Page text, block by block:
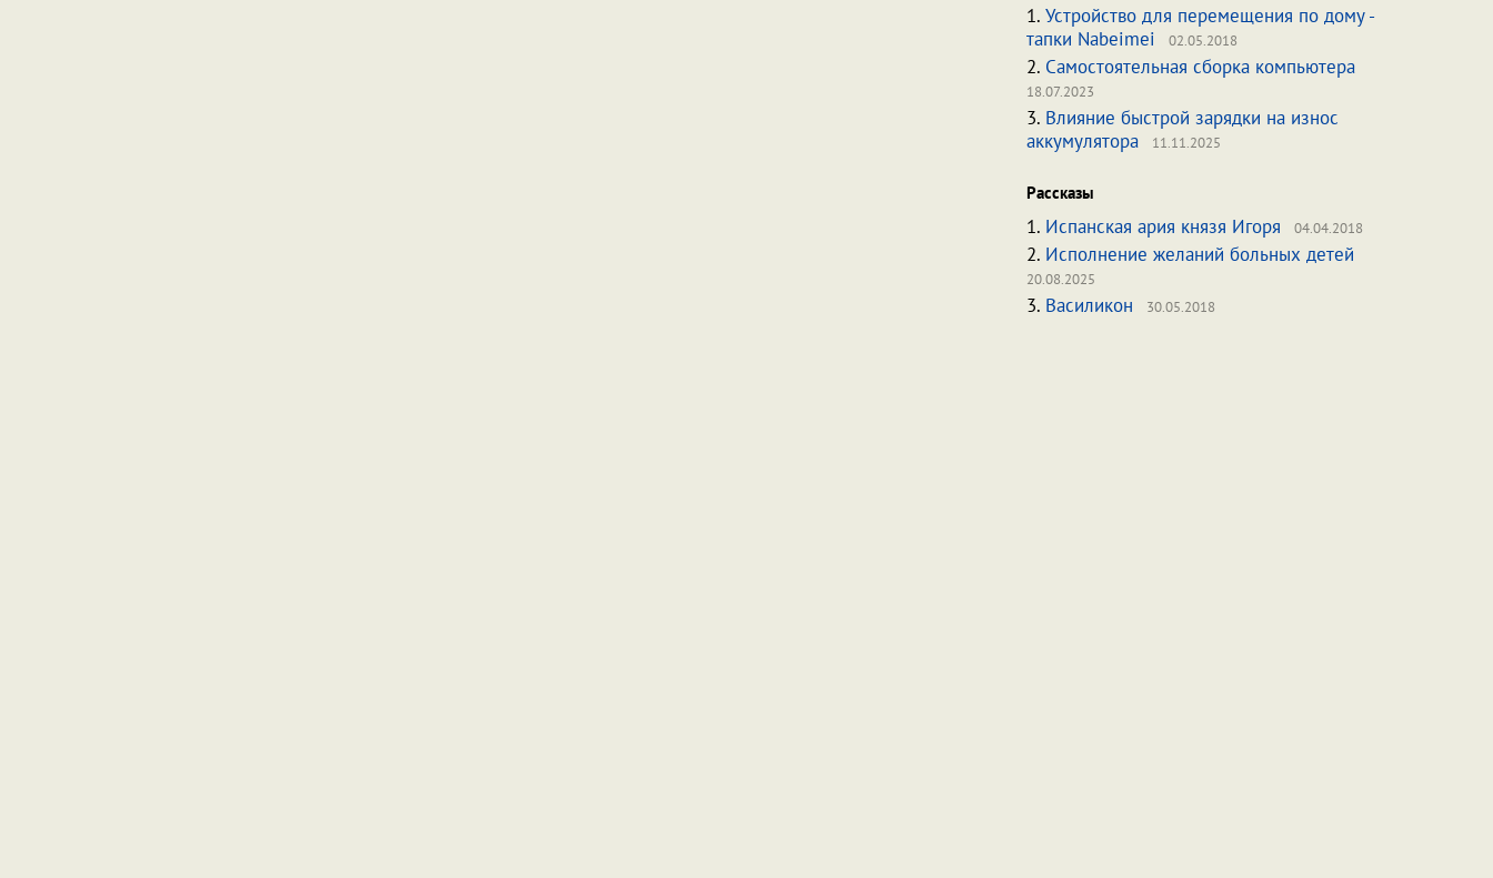
1. Устройство для перемещения по дому -
тапки Nabeimei
02.05.2018
2. Самостоятельная сборка компьютера
18.07.2023
3. Влияние быстрой зарядки на износ
аккумулятора
11.11.2025
Рассказы
1. Испанская ария князя Игоря 04.04.2018
2. Исполнение желаний больных детей
20.08.2025
3. Василикон 30.05.2018